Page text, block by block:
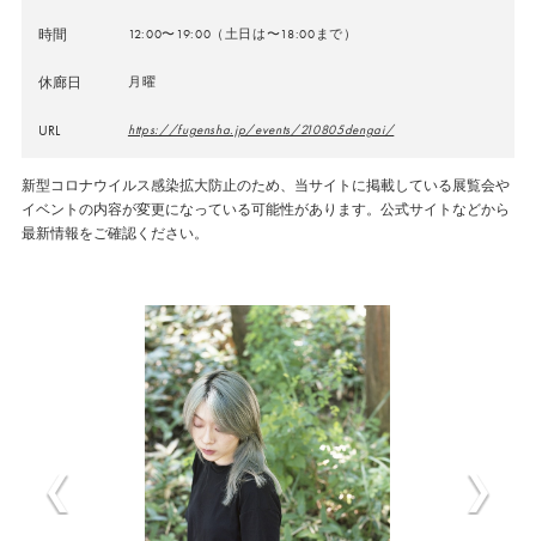
時間 12:00〜19:00（土日は〜18:00まで）
休廊日 月曜
URL https://fugensha.jp/events/210805dengai/
新型コロナウイルス感染拡大防止のため、当サイトに掲載している展覧会や
イベントの内容が変更になっている可能性があります。公式サイトなどから
最新情報をご確認ください。